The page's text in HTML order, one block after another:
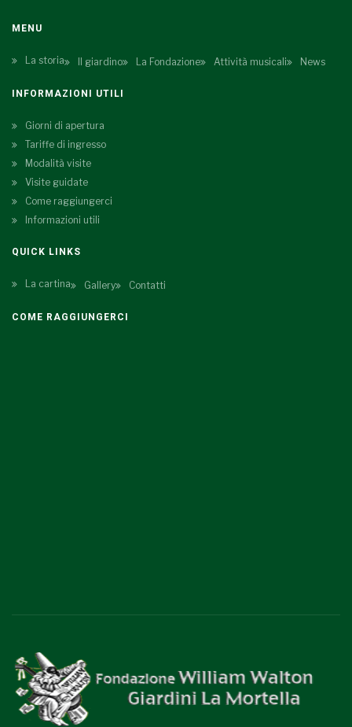
MENU
La storia Il giardino La Fondazione Attività musicali News
INFORMAZIONI UTILI
Giorni di apertura
Tariffe di ingresso
Modalità visite
Visite guidate
Come raggiungerci
Informazioni utili
QUICK LINKS
La cartina Gallery Contatti
COME RAGGIUNGERCI